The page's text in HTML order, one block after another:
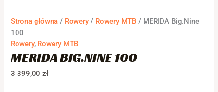
Strona główna / Rowery / Rowery MTB / MERIDA Big.Nine
100
Rowery, Rowery MTB
MERIDA BIG.NINE 100
3 899,00zł